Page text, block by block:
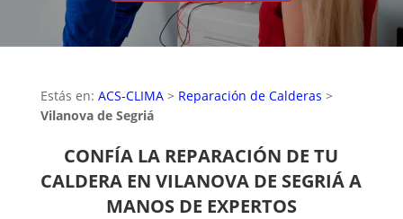
Estás en: ACS-CLIMA> Reparación de Calderas >
Vilanova de Segriá
CONFÍA LA REPARACIÓN DE TU
CALDERA EN VILANOVA DE SEGRIÁ A
MANOS DE EXPERTOS